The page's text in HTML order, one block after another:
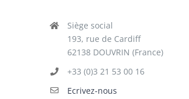
Siège social
193, rue de Cardiff
62138 DOUVRIN (France)
+33 (0)3 21 53 00 16
Ecrivez-nous